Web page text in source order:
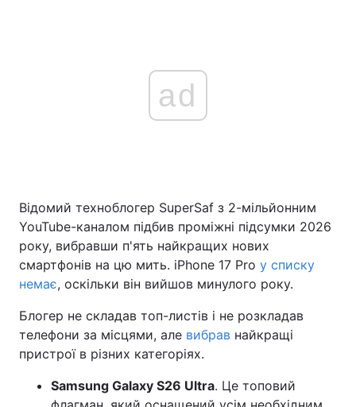
ad
Відомий техноблогер SuperSaf з 2-мільйонним
YouTube-каналом підбив проміжні підсумки 2026
року, вибравши п'ять найкращих нових
смартфонів на цю мить. iPhone 17 Pro у списку
немає, оскільки він вийшов минулого року.
Блогер не складав топ-листів і не розкладав
телефони за місцями, але вибрав найкращі
пристрої в різних категоріях.
Samsung Galaxy S26 Ultra. Це топовий